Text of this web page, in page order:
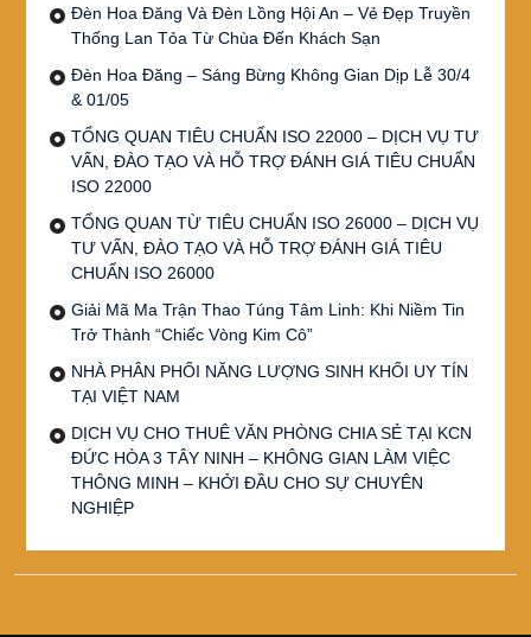
Đèn Hoa Đăng Và Đèn Lồng Hội An – Vẻ Đẹp Truyền
Thống Lan Tỏa Từ Chùa Đến Khách Sạn
Đèn Hoa Đăng – Sáng Bừng Không Gian Dịp Lễ 30/4
& 01/05
TỔNG QUAN TIÊU CHUẨN ISO 22000 – DỊCH VỤ TƯ
VẤN, ĐÀO TẠO VÀ HỖ TRỢ ĐÁNH GIÁ TIÊU CHUẨN
ISO 22000
TỔNG QUAN TỪ TIÊU CHUẨN ISO 26000 – DỊCH VỤ
TƯ VẤN, ĐÀO TẠO VÀ HỖ TRỢ ĐÁNH GIÁ TIÊU
CHUẨN ISO 26000
Giải Mã Ma Trận Thao Túng Tâm Linh: Khi Niềm Tin
Trở Thành “Chiếc Vòng Kim Cô”
NHÀ PHÂN PHỐI NĂNG LƯỢNG SINH KHỐI UY TÍN
TẠI VIỆT NAM
DỊCH VỤ CHO THUÊ VĂN PHÒNG CHIA SẺ TẠI KCN
ĐỨC HÒA 3 TÂY NINH – KHÔNG GIAN LÀM VIỆC
THÔNG MINH – KHỞI ĐẦU CHO SỰ CHUYÊN
NGHIỆP